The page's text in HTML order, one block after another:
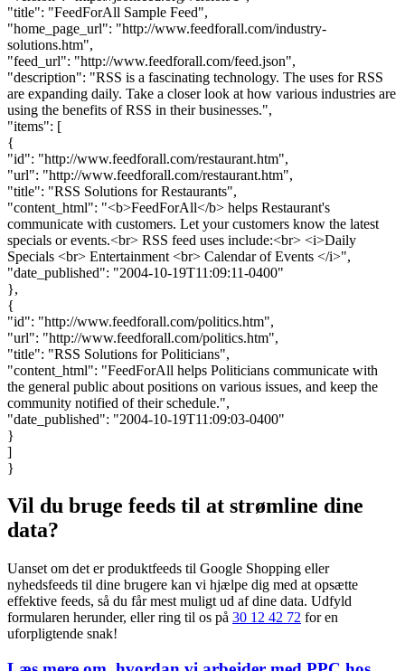
"version": "https://jsonfeed.org/version/1",
"title": "FeedForAll Sample Feed",
"home_page_url": "http://www.feedforall.com/industry-
solutions.htm",
"feed_url": "http://www.feedforall.com/feed.json",
"description": "RSS is a fascinating technology. The uses for RSS
are expanding daily. Take a closer look at how various industries are
using the benefits of RSS in their businesses.",
"items": [
"id": "http://www.feedforall.com/restaurant.htm",
"url": "http://www.feedforall.com/restaurant.htm",
"title": "RSS Solutions for Restaurants",
"content_html": "<b>FeedForAll</b> helps Restaurant's
communicate with customers. Let your customers know the latest
specials or events.<br> RSS feed uses include:<br> <i>Daily
Specials <br> Entertainment <br> Calendar of Events </i>",
"date_published": "2004-10-19T11:09:11-0400"
},
"id": "http://www.feedforall.com/politics.htm",
"url": "http://www.feedforall.com/politics.htm",
"title": "RSS Solutions for Politicians",
"content_html": "FeedForAll helps Politicians communicate with
the general public about positions on various issues, and keep the
community notified of their schedule.",
"date_published": "2004-10-19T11:09:03-0400"
}
}
data?
Uanset om det er produktfeeds til Google Shopping eller
nyhedsfeeds til dine brugere kan vi hjælpe dig med at opsætte
effektive feeds, så du får mest muligt ud af dine data. Udfyld